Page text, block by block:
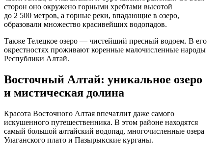
сторон оно окружено горными хребтами высотой
до 2 500 метров, а горные реки, впадающие в озеро,
образовали множество красивейших водопадов.
Также Телецкое озеро — чистейший пресный водоем. В его
окрестностях проживают коренные малочисленные народы
Республики Алтай.
Восточный Алтай: уникальное озеро
и мистическая долина
Красота Восточного Алтая впечатлит даже самого
искушенного путешественника. В этом районе находятся
самый большой алтайский водопад, многочисленные озера
Улаганского плато и Пазырыкские курганы.